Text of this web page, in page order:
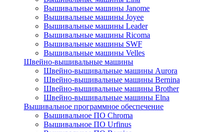
Вышивальные машины Janome
Вышивальные машины Joyee
Вышивальные машины Leader
Вышивальные машины Ricoma
Вышивальные машины SWF
Вышивальные машины Velles
Швейно-вышивальные машины
Швейно-вышивальные машины Aurora
Швейно-вышивальные машины Bernina
Швейно-вышивальные машины Brother
Швейно-вышивальные машины Elna
Вышивальное программное обеспечение
Вышивальное ПО Chroma
Вышивальное ПО Urfinus